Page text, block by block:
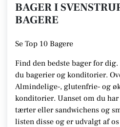
BAGER I
BAGERE
Se Top 10 Bagere
Find den bedste bager for
du bagerier og konditorier.
Almindelige-, glutenfrie- og
konditorier. Uanset om du
tærter eller sandwichens og
listen disse og er udvalgt af